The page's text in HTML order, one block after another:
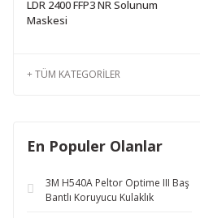
LDR 2400 FFP3 NR Solunum
Maskesi
TÜM KATEGORILER
En Populer Olanlar
3M H540A Peltor Optime III Baş
Bantlı Koruyucu Kulaklık